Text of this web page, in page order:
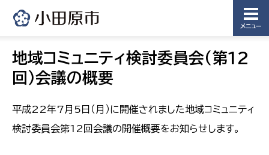
メニュー
地域コミュニティ検討委員会（第12
回）会議の概要
平成22年7月5日（月）に開催されました地域コミュニティ
検討委員会第12回会議の開催概要をお知らせします。